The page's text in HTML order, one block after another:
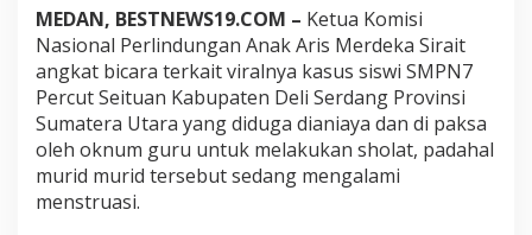
i
d
i
P
e
r
c
u
t
MEDAN, BESTNEWS19.COM – Ketua Komisi
Nasional Perlindungan Anak Aris Merdeka Sirait
angkat bicara terkait viralnya kasus siswi SMPN7
Percut Seituan Kabupaten Deli Serdang Provinsi
Sumatera Utara yang diduga dianiaya dan di paksa
oleh oknum guru untuk melakukan sholat, padahal
murid murid tersebut sedang mengalami
menstruasi.